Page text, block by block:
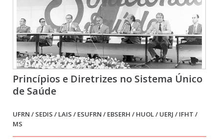
Princípios e Diretrizes no Sistema Único
de Saúde
UFRN / SEDIS / LAIS / ESUFRN / EBSERH / HUOL / UERJ / IFHT /
MS